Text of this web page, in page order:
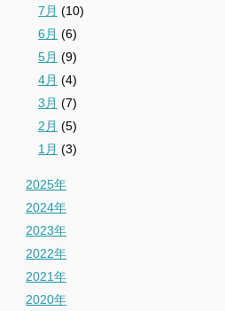
7月 (10)
6月 (6)
5月 (9)
4月 (4)
3月 (7)
2月 (5)
1月 (3)
2025年
2024年
2023年
2022年
2021年
2020年